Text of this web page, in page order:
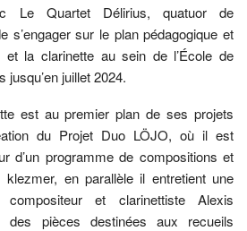
Le Quartet Délirius, quatuor de
s’engager sur le plan pédagogique et
et la clarinette au sein de l’École de
juillet 2024.
est au premier plan de ses projets
du Projet Duo LÖJO, où il est
d’un programme de compositions et
klezmer, en parallèle il entretient une
et clarinettiste Alexis
des pièces destinées aux recueils